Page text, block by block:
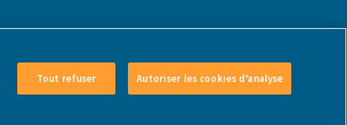
Tout refuser Autoriser les cookies d’analyse